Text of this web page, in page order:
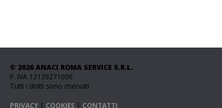
© 2026 ANACI ROMA SERVICE S.R.L.
P. IVA 12139271006
Tutti i diritti sono riservati
PRIVACY | COOKIES | CONTATTI